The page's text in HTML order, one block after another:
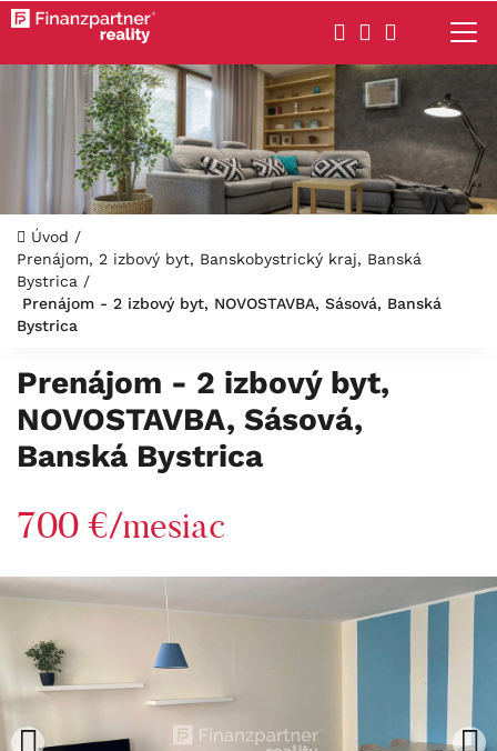
Úvod /
Prenájom, 2 izbový byt, Banskobystrický kraj, Banská
Bystrica /
Prenájom - 2 izbový byt, NOVOSTAVBA, Sásová, Banská
Bystrica
Prenájom - 2 izbový byt,
NOVOSTAVBA, Sásová,
Banská Bystrica
700 €/mesiac